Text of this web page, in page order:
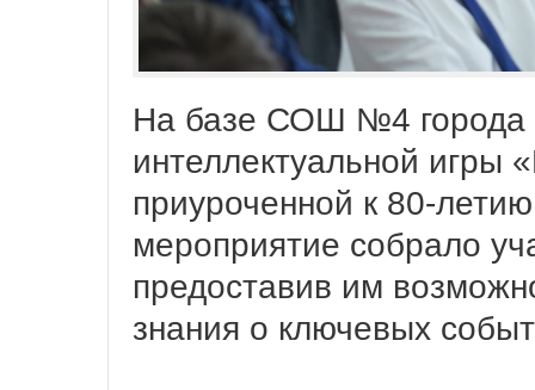
На базе СОШ №4 города
интеллектуальной игры
приуроченной к 80-
мероприятие собрало
предоставив им
знания о ключевых